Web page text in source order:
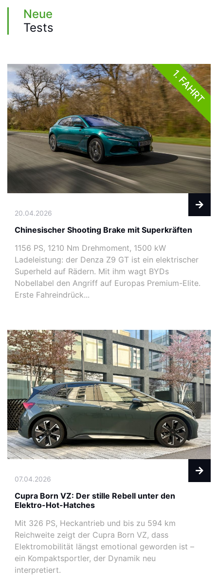
Neue
Tests
1. FAHRT
20.04.2026
Chinesischer Shooting Brake mit Superkräften
1156 PS, 1210 Nm Drehmoment, 1500 kW
Ladeleistung: der Denza Z9 GT ist ein elektrischer
Superheld auf Rädern. Mit ihm wagt BYDs
Nobellabel den Angriff auf Europas Premium-Elite.
Erste Fahreindrück...
07.04.2026
Cupra Born VZ: Der stille Rebell unter den
Elektro-Hot-Hatches
Mit 326 PS, Heckantrieb und bis zu 594 km
Reichweite zeigt der Cupra Born VZ, dass
Elektromobilität längst emotional geworden ist –
ein Kompaktsportler, der Dynamik neu
interpretiert.